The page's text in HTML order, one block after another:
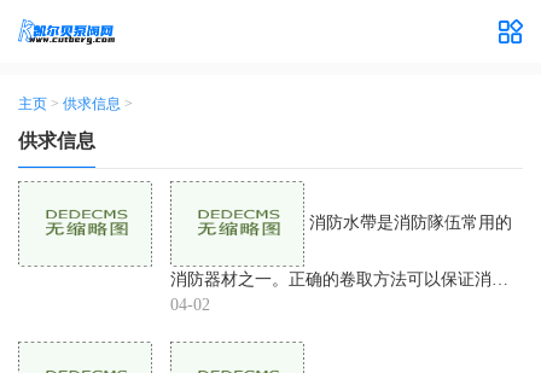
主页 > 供求信息 >
供求信息
消防器材之一。正确的卷取方法可以保证消防
水带的完好性和使用寿命，而错误的卷取方法
的滚装消防水带方法
04-02